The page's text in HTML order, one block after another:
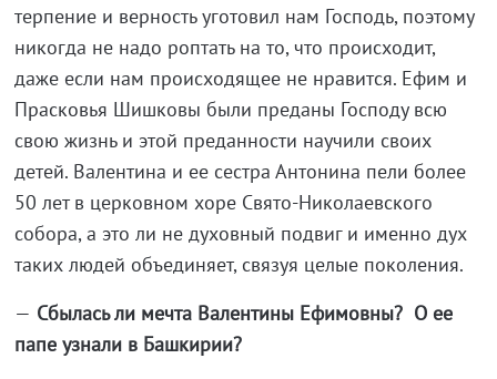
терпение и верность уготовил нам Господь, поэтому
никогда не надо роптать на то, что происходит,
даже если нам происходящее не нравится. Ефим и
Прасковья Шишковы были преданы Господу всю
свою жизнь и этой преданности научили своих
детей. Валентина и ее сестра Антонина пели более
50 лет в церковном хоре Свято-Николаевского
собора, а это ли не духовный подвиг и именно дух
таких людей объединяет, связуя целые поколения.
— Сбылась ли мечта Валентины Ефимовны? О ее
папе узнали в Башкирии?